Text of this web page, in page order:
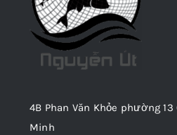
4B Phan Văn Khỏe phường 13
Minh